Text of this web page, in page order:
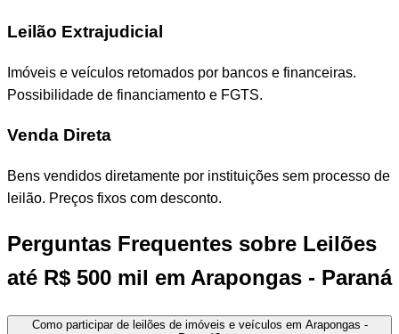
Leilão Extrajudicial
Imóveis e veículos retomados por bancos e financeiras.
Possibilidade de financiamento e FGTS.
Venda Direta
Bens vendidos diretamente por instituições sem processo de
leilão. Preços fixos com desconto.
Perguntas Frequentes sobre Leilões
até R$ 500 mil em Arapongas - Paraná
Como participar de leilões de imóveis e veículos em Arapongas -